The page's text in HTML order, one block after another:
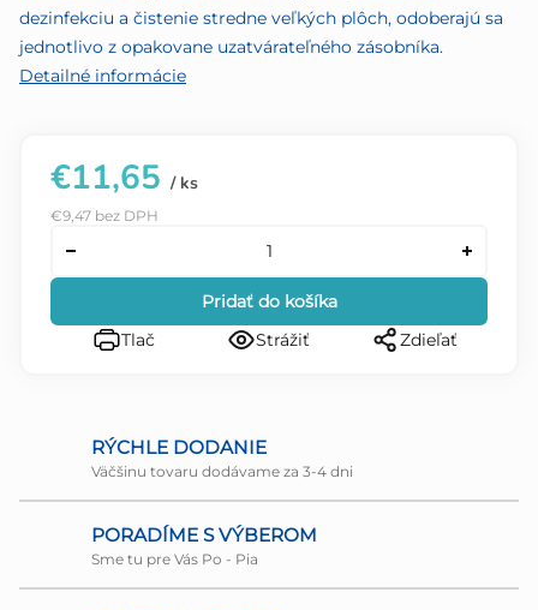
dezinfekciu a čistenie stredne veľkých plôch, odoberajú sa
jednotlivo z opakovane uzatvárateľného zásobníka.
Detailné informácie
€11,65 / ks
€9,47 bez DPH
Pridať do košíka
Tlač
Strážiť Zdieľať
RÝCHLE DODANIE
Väčšinu tovaru dodávame za 3-4 dni
PORADÍME S VÝBEROM
Sme tu pre Vás Po - Pia